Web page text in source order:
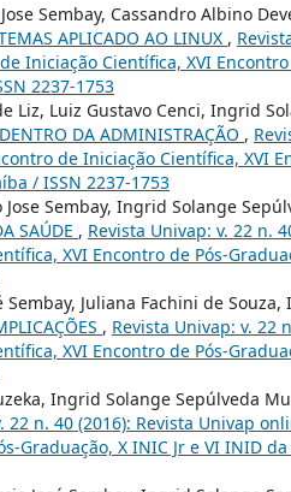
Sembay, Cassandro Albino
APLICADO AO LINUX ,
Iniciação Científica, XVI
2237-1753
Liz, Luiz Gustavo Cenci, Ingrid
DA ADMINISTRAÇÃO ,
de Iniciação Científica, XVI
/ ISSN 2237-1753
Sembay, Ingrid Solange
SAÚDE , Revista Univap: v. 22 n.
XVI Encontro de Pós-
Juliana Fachini de
, Revista Univap: v. 22
XVI Encontro de Pós-
Ingrid Solange Sepúlveda
22 n. 40 (2016): Revista Univap
Graduação, X INIC Jr e VI INID